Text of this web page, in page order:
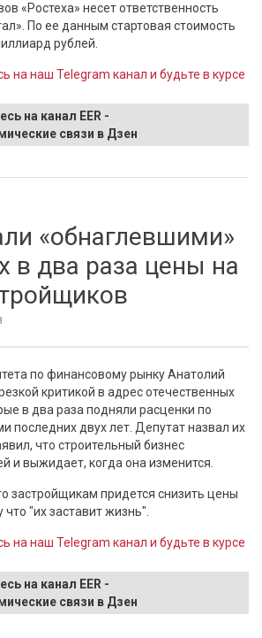
«Ростеха» несет ответственность
По ее данным стартовая стоимость
рублей.
на наш Telegram канал и будьте в курсе
на канал EER -
связи в Дзен
завода рядом Краснодаром
«обнаглевшими»
в два раза цены на
по финансовому рынку Анатолий
критикой в адрес отечественных
в два раза подняли расценки по
последних двух лет. Депутат назвал их
что строительный бизнес
и выжидает, когда она изменится.
застройщикам придется снизить цены
"их заставит жизнь".
на наш Telegram канал и будьте в курсе
на канал EER -
связи в Дзен